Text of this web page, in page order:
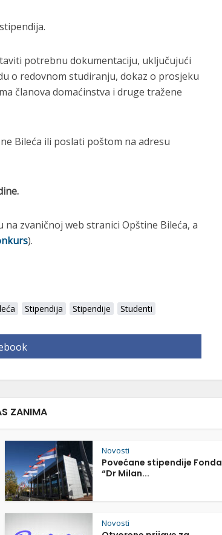
potrebnu dokumentaciju, uključujući
o redovnom studiranju, dokaz o prosjeku
članova domaćinstva i druge tražene
Bileća ili poslati poštom na adresu
zvaničnoj web stranici Opštine Bileća, a
).
Stipendija Stipendije Studenti
ZANIMA
Novosti
Povećane stipendije Fonda
“Dr Milan...
Novosti